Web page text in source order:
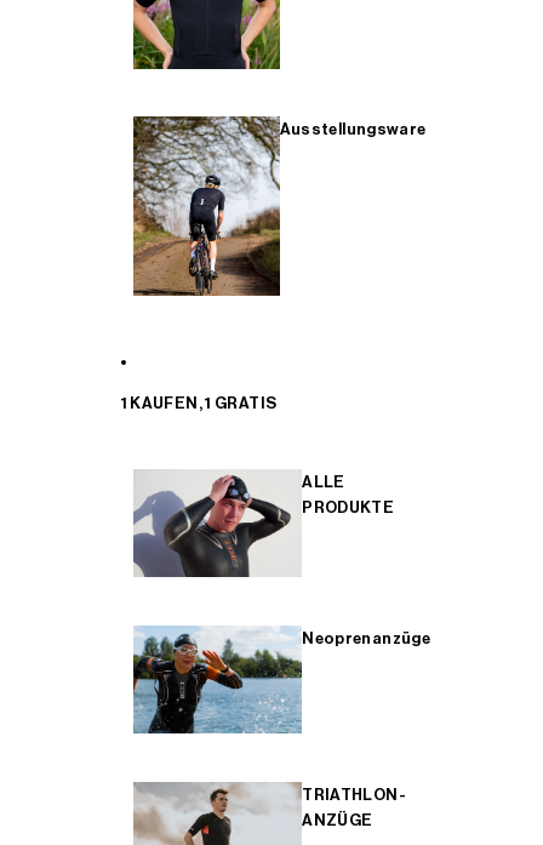
Ausstellungsware
1 KAUFEN, 1 GRATIS
ALLE
PRODUKTE
Neoprenanzüge
TRIATHLON-
ANZÜGE